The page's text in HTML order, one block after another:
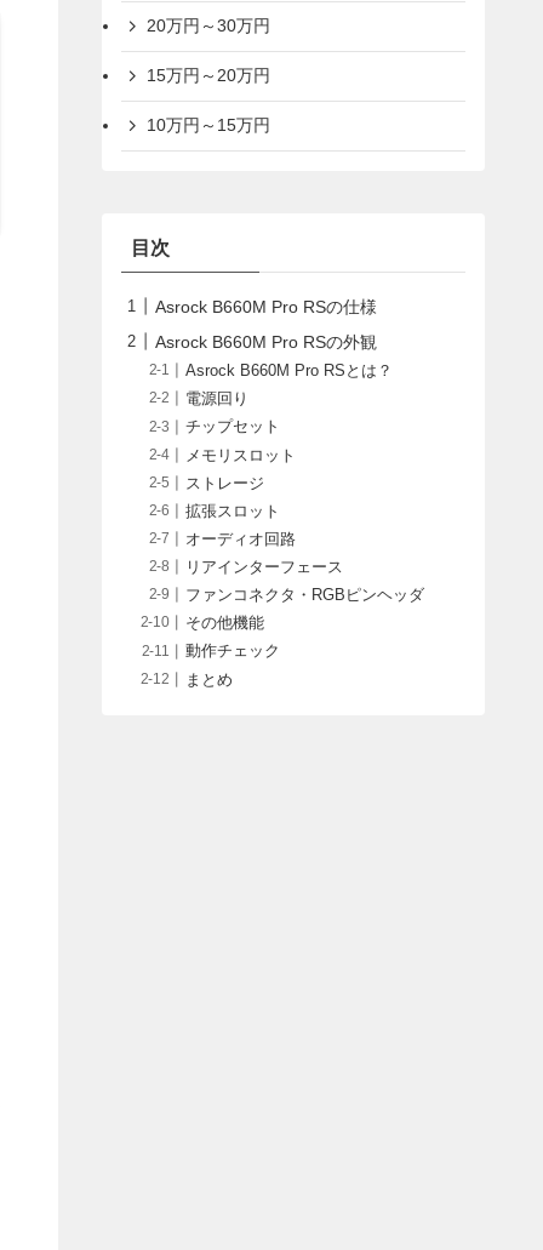
20万円～30万円
15万円～20万円
10万円～15万円
目次
Asrock B660M Pro RSの仕様
Asrock B660M Pro RSの外観
Asrock B660M Pro RSとは？
電源回り
チップセット
メモリスロット
ストレージ
拡張スロット
オーディオ回路
リアインターフェース
ファンコネクタ・RGBピンヘッダ
その他機能
動作チェック
まとめ